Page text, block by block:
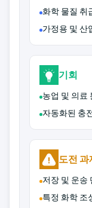
화학 물질 취
가정용 및 산
기회
농업 및 의료
자동화된 충
도전 과
저장 및 운송
특정 화학 조